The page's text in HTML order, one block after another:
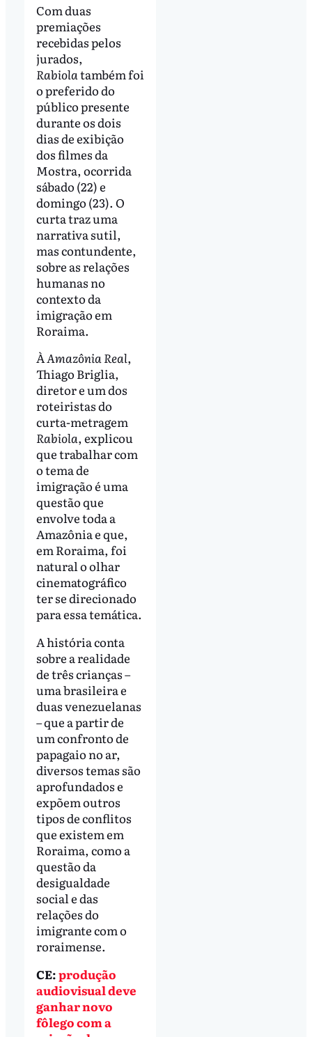
Com duas
premiações
recebidas pelos
jurados,
Rabiola também foi
o preferido do
público presente
durante os dois
dias de exibição
dos filmes da
Mostra, ocorrida
sábado (22) e
domingo (23). O
curta traz uma
narrativa sutil,
mas contundente,
sobre as relações
humanas no
contexto da
imigração em
Roraima.
ÀAmazônia Real,
Thiago Briglia,
diretor e um dos
roteiristas do
curta-metragem
Rabiola, explicou
que trabalhar com
o tema de
imigração é uma
questão que
envolve toda a
Amazônia e que,
em Roraima, foi
natural o olhar
cinematográfico
ter se direcionado
para essa temática.
A história conta
sobre a realidade
de três crianças –
uma brasileira e
duas venezuelanas
– que a partir de
um confronto de
papagaio no ar,
diversos temas são
aprofundados e
expõem outros
tipos de conflitos
que existem em
Roraima, como a
questão da
desigualdade
social e das
relações do
imigrante com o
roraimense.
CE:produção
audiovisual deve
ganhar novo
fôlego com a